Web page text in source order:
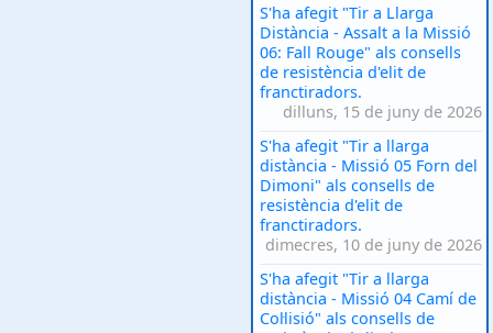
S'ha afegit "Tir a Llarga
Distància - Assalt a la Missió
06: Fall Rouge" als consells
de resistència d'elit de
franctiradors.
dilluns, 15 de juny de 2026
S'ha afegit "Tir a llarga
distància - Missió 05 Forn del
Dimoni" als consells de
resistència d'elit de
franctiradors.
dimecres, 10 de juny de 2026
S'ha afegit "Tir a llarga
distància - Missió 04 Camí de
Col·lisió" als consells de